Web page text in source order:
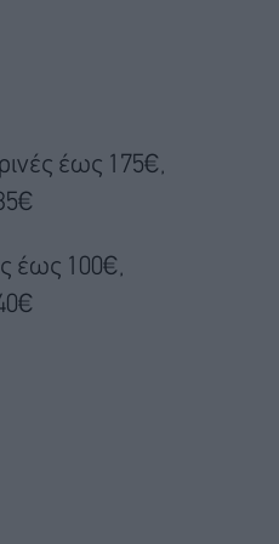
έως 175€,
έως 100€,